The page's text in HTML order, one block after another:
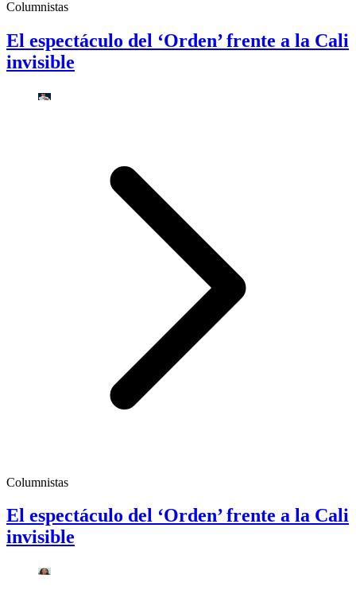
Columnistas
El espectáculo del ‘Orden’ frente a la Cali
invisible
Columnistas
El espectáculo del ‘Orden’ frente a la Cali
invisible